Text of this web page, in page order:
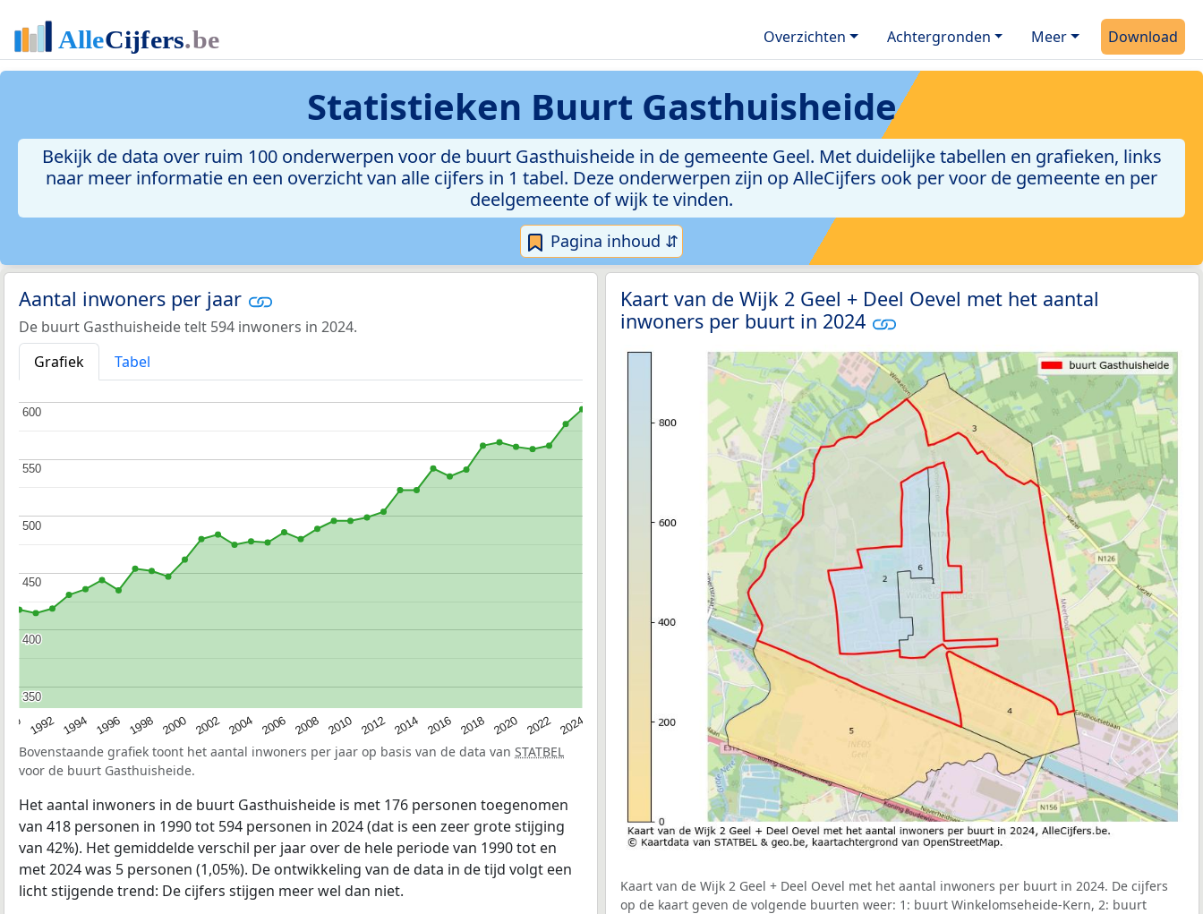
Overzichten Achtergronden Meer Download
Statistieken Buurt Gasthuisheide
Bekijk de data over ruim 100 onderwerpen voor de buurt Gasthuisheide in de gemeente Geel. Met duidelijke tabellen en grafieken, links
naar meer informatie en een overzicht van alle cijfers in 1 tabel. Deze onderwerpen zijn op AlleCijfers ook per voor de gemeente en per
deelgemeente of wijk te vinden.
Pagina inhoud ⇵
Aantal inwoners per jaar
De buurt Gasthuisheide telt 594 inwoners in 2024.
Grafiek
Tabel
1992 1994 1996 1998 2000 2002 2004 2006 2008 2010 2012 2014 2016 2018 2020 2022 2024
350
350
400
400
450
450
500
500
550
550
600
600
Bovenstaande grafiek toont het aantal inwoners per jaar op basis van de data van STATBEL
voor de buurt Gasthuisheide.
Het aantal inwoners in de buurt Gasthuisheide is met 176 personen toegenomen
van 418 personen in 1990 tot 594 personen in 2024 (dat is een zeer grote stijging
van 42%). Het gemiddelde verschil per jaar over de hele periode van 1990 tot en
met 2024 was 5 personen (1,05%). De ontwikkeling van de data in de tijd volgt een
licht stijgende trend: De cijfers stijgen meer wel dan niet.
Kaart van de Wijk 2 Geel + Deel Oevel met het aantal
inwoners per buurt in 2024
Kaart van de Wijk 2 Geel + Deel Oevel met het aantal inwoners per buurt in 2024. De cijfers
op de kaart geven de volgende buurten weer: 1: buurt Winkelomseheide-Kern, 2: buurt